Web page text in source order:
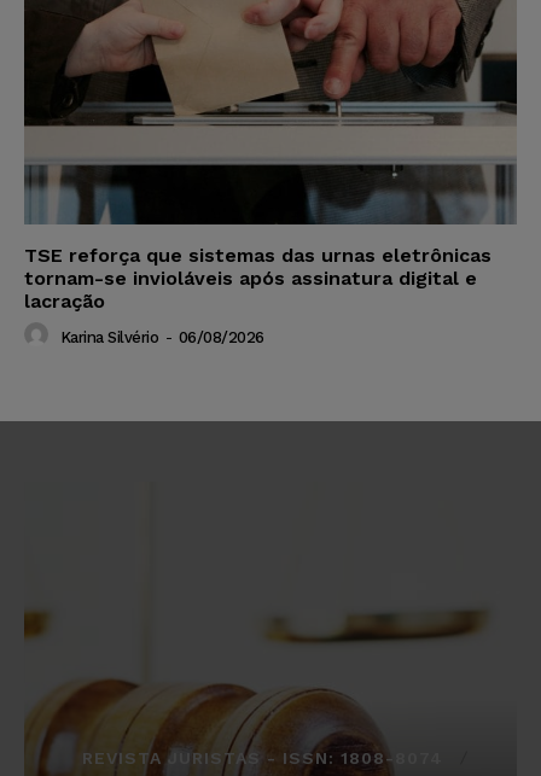
TSE reforça que sistemas das urnas eletrônicas
tornam-se invioláveis após assinatura digital e
lacração
Karina Silvério - 06/08/2026